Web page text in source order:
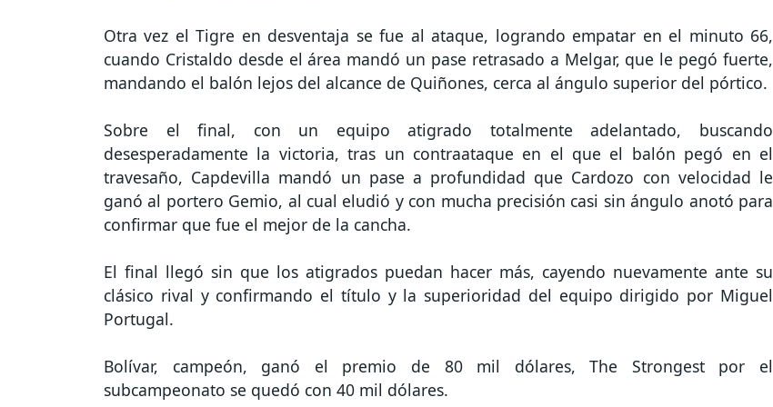
Otra vez el Tigre en desventaja se fue al ataque, logrando empatar en el minuto 66,
cuando Cristaldo desde el área mandó un pase retrasado a Melgar, que le pegó fuerte,
mandando el balón lejos del alcance de Quiñones, cerca al ángulo superior del pórtico.
Sobre el final, con un equipo atigrado totalmente adelantado, buscando
desesperadamente la victoria, tras un contraataque en el que el balón pegó en el
travesaño, Capdevilla mandó un pase a profundidad que Cardozo con velocidad le
ganó al portero Gemio, al cual eludió y con mucha precisión casi sin ángulo anotó para
confirmar que fue el mejor de la cancha.
El final llegó sin que los atigrados puedan hacer más, cayendo nuevamente ante su
clásico rival y confirmando el título y la superioridad del equipo dirigido por Miguel
Portugal.
Bolívar, campeón, ganó el premio de 80 mil dólares, The Strongest por el
subcampeonato se quedó con 40 mil dólares.